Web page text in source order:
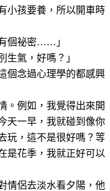
小孩要養，所以開車時
個祕密……」
氣，好嗎？」
念過心理學的都感興
例如，我覺得出來開
天一早，我就碰到像你
玩，這不是很好嗎？等
是花季，我就正好可以
侶去淡水看夕陽，他